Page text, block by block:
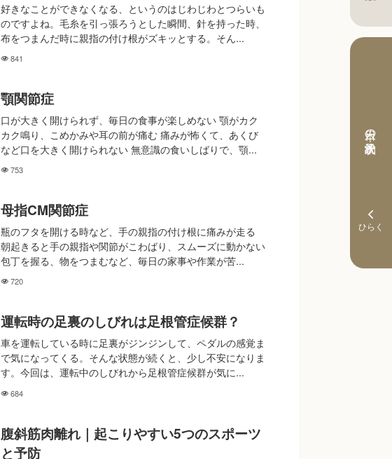
本日の予約状況
好きなことができなくなる、というのはじわじわとつらいも
のですよね。毛糸を引っ張ろうとした瞬間、針を持った時、
布をつまんだ時に親指の付け根がズキッとする。そん...
841
顎関節症
口が大きく開けられず、毎日の食事が楽しめない 顎がカク
カク鳴り、こめかみや耳の前が痛む 痛みが怖くて、あくび
など口を大きく開けられない 無意識の食いしばりで、顎...
753
母指CM関節症
瓶のフタを開ける時など、手の親指の付け根に痛みが走る
朝起きると手の親指や関節がこわばり、スムーズに動かない
包丁を握る、物をつまむなど、毎日の家事や作業が苦...
720
運転時の足裏のしびれは足根管症候群？
車を運転している時に足裏がジンジンして、ペダルの感覚ま
で気になってくる。そんな状態が続くと、少し不安になりま
す。今回は、運転中のしびれから足根管症候群が気に...
684
腹斜筋肉離れ｜起こりやすい5つのスポーツ
と予防